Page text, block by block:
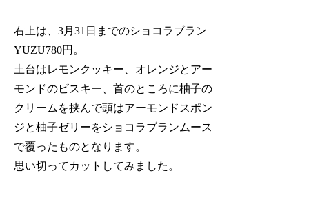
右上は、3月31日までのショコラブラン
YUZU780円。
土台はレモンクッキー、オレンジとアー
モンドのビスキー、首のところに柚子の
クリームを挟んで頭はアーモンドスポン
ジと柚子ゼリーをショコラブランムース
で覆ったものとなります。
思い切ってカットしてみました。